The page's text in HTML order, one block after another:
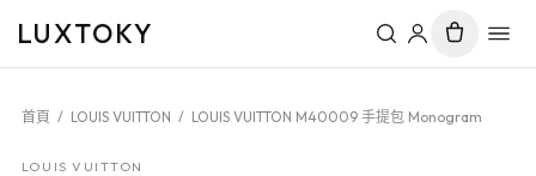
LUXTOKY
首頁 / LOUIS VUITTON / LOUIS VUITTON M40009 手提包 Monogram
LOUIS VUITTON